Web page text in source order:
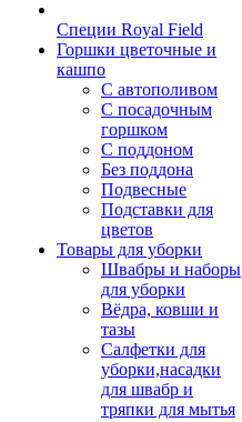
Специи Royal Field
Горшки цветочные и
кашпо
С автополивом
С посадочным
горшком
С поддоном
Без поддона
Подвесные
Подставки для
цветов
Товары для уборки
Швабры и наборы
для уборки
Вёдра, ковши и
тазы
Салфетки для
уборки,насадки
для швабр и
тряпки для мытья